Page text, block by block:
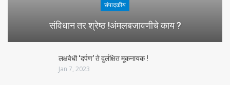
संपादकीय
संविधान तर श्रेष्ठ !अंमलबजावणीचे काय ?
लक्षवेधी ‘दर्पण’ ते दुर्लक्षित मूकनायक !
Jan 7, 2023